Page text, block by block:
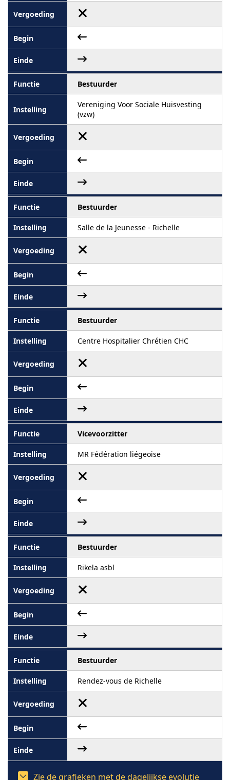
Bestuurder
Vereniging Voor Sociale Huisvesting
(vzw)
Bestuurder
Salle de la Jeunesse - Richelle
Bestuurder
Centre Hospitalier Chrétien CHC
Vicevoorzitter
MR Fédération liégeoise
Bestuurder
Rikela asbl
Bestuurder
Rendez-vous de Richelle
Zie de grafieken met de dagelijkse evolutie